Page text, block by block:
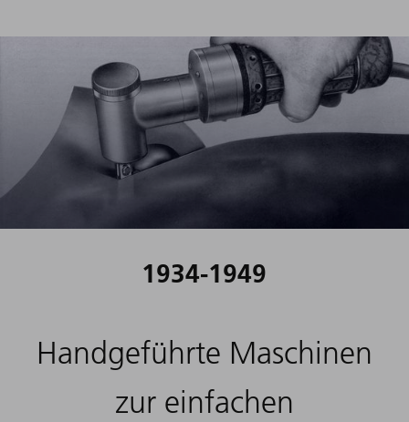
1934-1949
Handgeführte Maschinen
zur einfachen